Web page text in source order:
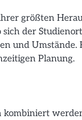
größten
der
und Umstände.
Planung.
kombiniert